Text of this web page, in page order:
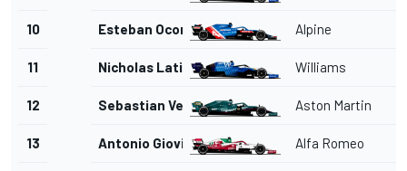
10 Esteban Ocon Alpine
11 Nicholas Latifi Williams
12 Sebastian Vettel Aston Martin
13 Antonio Giovinazzi Alfa Romeo